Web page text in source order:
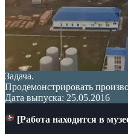
Задача.
Продемонстрировать
Дата выпуска: 25.05.2016
[Работа находится в